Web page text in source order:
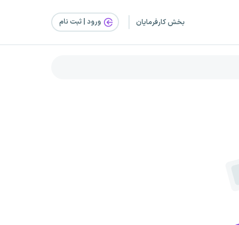
بخش کارفرمایان ورود | ثبت‌ نام